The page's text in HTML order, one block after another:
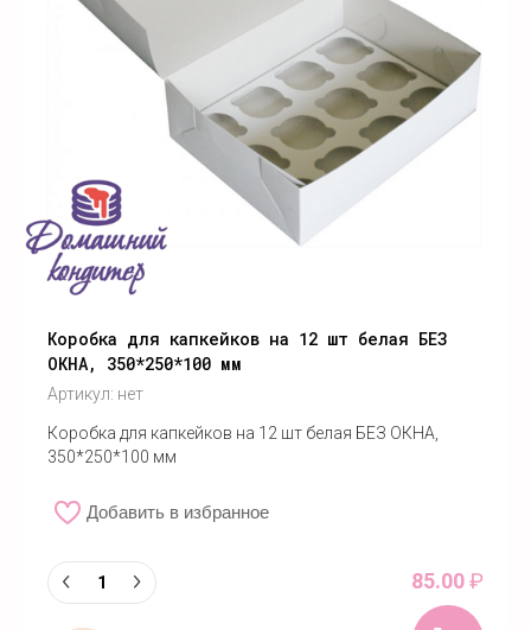
Коробка для капкейков на 12 шт белая БЕЗ
ОКНА, 350*250*100 мм
Артикул: нет
Коробка для капкейков на 12 шт белая БЕЗ ОКНА,
350*250*100 мм
Добавить в избранное
85.00₽